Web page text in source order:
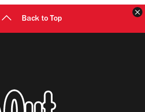
Back to Top